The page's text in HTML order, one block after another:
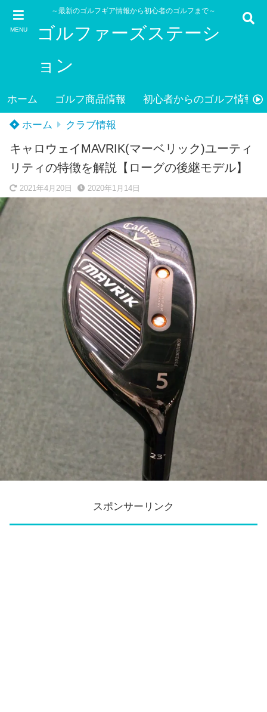
MENU
～最新のゴルフギア情報から初心者のゴルフまで～
ゴルファーズステーシ
ョン
ホーム ゴルフ商品情報 初心者からのゴルフ情報
ホーム クラブ情報
キャロウェイMAVRIK(マーベリック)ユーティ
リティの特徴を解説【ローグの後継モデル】
2021年4月20日 2020年1月14日
スポンサーリンク